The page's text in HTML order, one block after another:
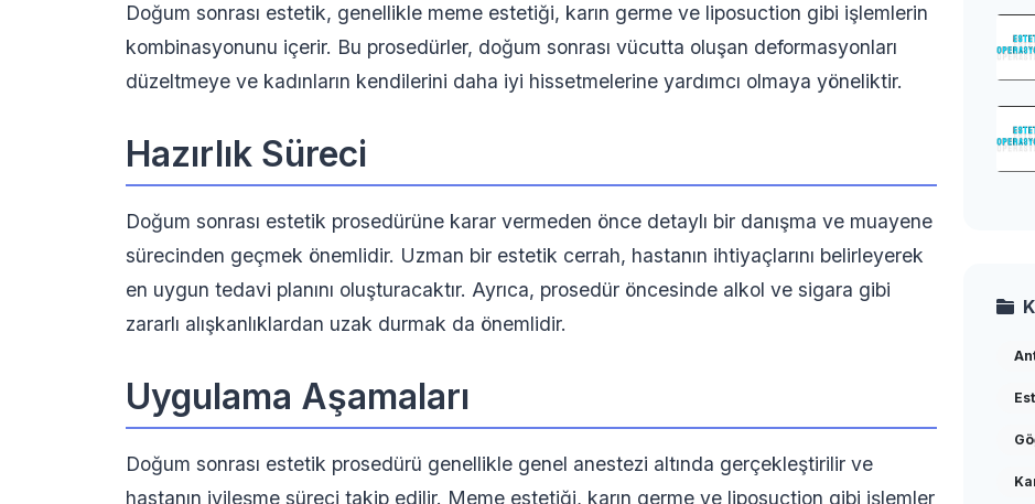
Doğum sonrası estetik, genellikle meme estetiği, karın germe ve liposuction gibi işlemlerin
kombinasyonunu içerir. Bu prosedürler, doğum sonrası vücutta oluşan deformasyonları
düzeltmeye ve kadınların kendilerini daha iyi hissetmelerine yardımcı olmaya yöneliktir.
Hazırlık Süreci
Doğum sonrası estetik prosedürüne karar vermeden önce detaylı bir danışma ve muayene
sürecinden geçmek önemlidir. Uzman bir estetik cerrah, hastanın ihtiyaçlarını belirleyerek
en uygun tedavi planını oluşturacaktır. Ayrıca, prosedür öncesinde alkol ve sigara gibi
zararlı alışkanlıklardan uzak durmak da önemlidir.
Uygulama Aşamaları
Doğum sonrası estetik prosedürü genellikle genel anestezi altında gerçekleştirilir ve
hastanın iyileşme süreci takip edilir. Meme estetiği, karın germe ve liposuction gibi işlemler